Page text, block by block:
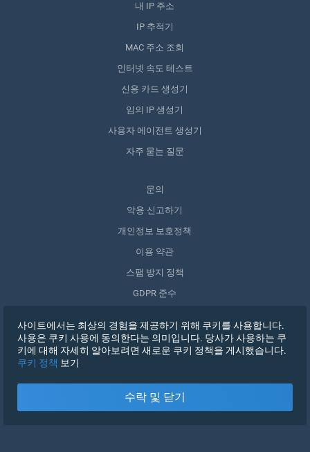
내 IP 주소
IP 추적기
MAC 주소 조회
인터넷 속도 테스트
신용 카드 생성기
임의 IP 생성기
사용자 에이전트 생성기
자주 묻는 질문
문의
악용 신고하기
개인정보 보호정책
이용 약관
스팸 방지 정책
GDPR 준수
동의 철회
로그인
사이트에서는 최상의 경험을 제공하기 위해 쿠키를 사용합니다.
사용은 쿠키 사용에 동의한다는 의미입니다. 당사가 사용하는 쿠
키에 대해 자세히 알아보려면 새로운 쿠키 정책을 게시했습니다.
쿠키 정책 보기
수락 및 닫기